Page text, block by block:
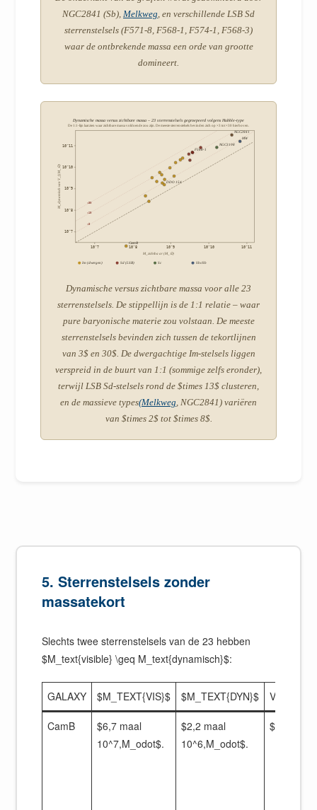
NGC2841 (Sb), Melkweg, en verschillende LSB Sd
sterrenstelsels (F571-8, F568-1, F574-1, F568-3)
waar de ontbrekende massa een orde van grootte
domineert.
Dynamische massa versus zichtbare massa – 23 sterrenstelsels gegroepeerd volgens Hubble-type
De 1:1-lijn laat zien waar zichtbare massa voldoende zou zijn. De meeste sterrenstelsels bevinden zich op ×3 tot ×30 hierboven.
10^7 10^8 10^9 10^10 10^11
10^7
10^8
10^9
10^10
10^11
×3
×10
×30
CamB
DDO154
F568-1
NGC3198
MW
NGC2841
M_zichtbaar (M_⊙)
M_dynamisch van V_f (M_⊙)
Im (dwergen) Sd (LSB) Sc Sbc/Sb
Dynamische versus zichtbare massa voor alle 23
sterrenstelsels. De stippellijn is de 1:1 relatie – waar
pure baryonische materie zou volstaan. De meeste
sterrenstelsels bevinden zich tussen de tekortlijnen
van 3$ en 30$. De dwergachtige Im-stelsels liggen
verspreid in de buurt van 1:1 (sommige zelfs eronder),
terwijl LSB Sd-stelsels rond de $times 13$ clusteren,
en de massieve types(Melkweg , NGC2841) variëren
van $times 2$ tot $times 8$.
5. Sterrenstelsels zonder
massatekort
Slechts twee sterrenstelsels van de 23 hebben
$M_text{visible} \geq M_text{dynamisch}$:
GALAXY $M_TEXT{VIS}$ $M_TEXT{DYN}$
CamB
$6,7 maal
10^7,M_odot$.
$2,2 maal
10^6,M_odot$.
$ 0,03$